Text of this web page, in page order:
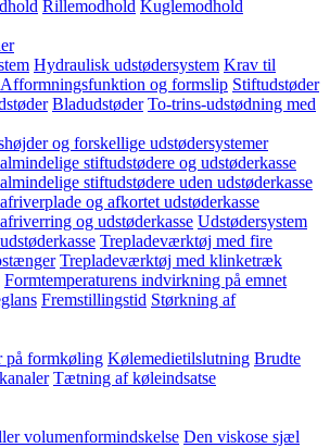
Rillemodhold Kuglemodhold
Hydraulisk udstødersystem Krav til
Afformningsfunktion og formslip Stiftudstøder
Bladudstøder To-trins-udstødning med
og forskellige udstødersystemer
stiftudstødere og udstøderkasse
stiftudstødere uden udstøderkasse
og afkortet udstøderkasse
og udstøderkasse Udstødersystem
Trepladeværktøj med fire
Trepladeværktøj med klinketræk
Formtemperaturens indvirkning på emnet
Fremstillingstid Størkning af
på formkøling Kølemedietilslutning Brudte
Tætning af køleindsatse
volumenformindskelse Den viskose sjæl